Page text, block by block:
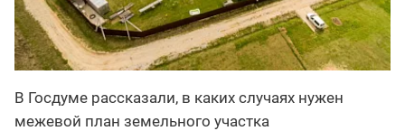
В Госдуме рассказали, в каких случаях нужен
межевой план земельного участка